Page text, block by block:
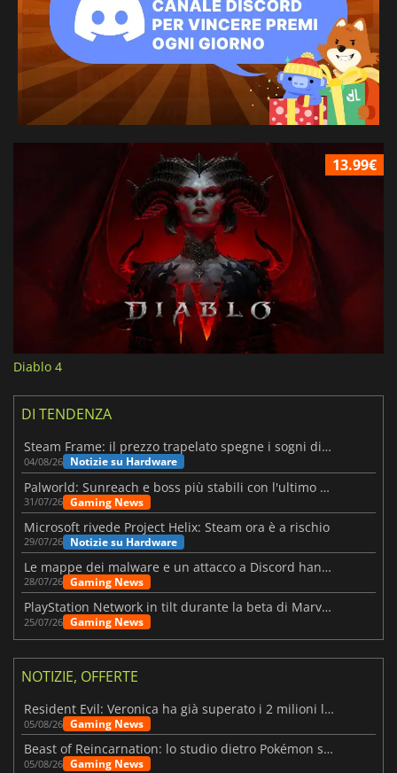
13.99€
Diablo 4
DI TENDENZA
Steam Frame: il prezzo trapelato spegne i sogni di un VR economico
04/08/26 Notizie su Hardware
Palworld: Sunreach e boss più stabili con l'ultimo update
31/07/26 Gaming News
Microsoft rivede Project Helix: Steam ora è a rischio
29/07/26 Notizie su Hardware
Le mappe dei malware e un attacco a Discord hanno colpito Meccha Chameleon
28/07/26 Gaming News
PlayStation Network in tilt durante la beta di Marvel Tōkon
25/07/26 Gaming News
NOTIZIE, OFFERTE
Resident Evil: Veronica ha già superato i 2 milioni liste dei desideri
05/08/26 Gaming News
Beast of Reincarnation: lo studio dietro Pokémon su una nuova strada
05/08/26 Gaming News